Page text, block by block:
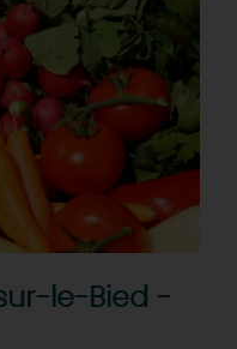
le-Bied -